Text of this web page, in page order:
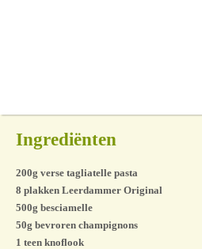
Ingrediënten
200g verse tagliatelle pasta
8 plakken Leerdammer Original
500g besciamelle
50g bevroren champignons
1 teen knoflook